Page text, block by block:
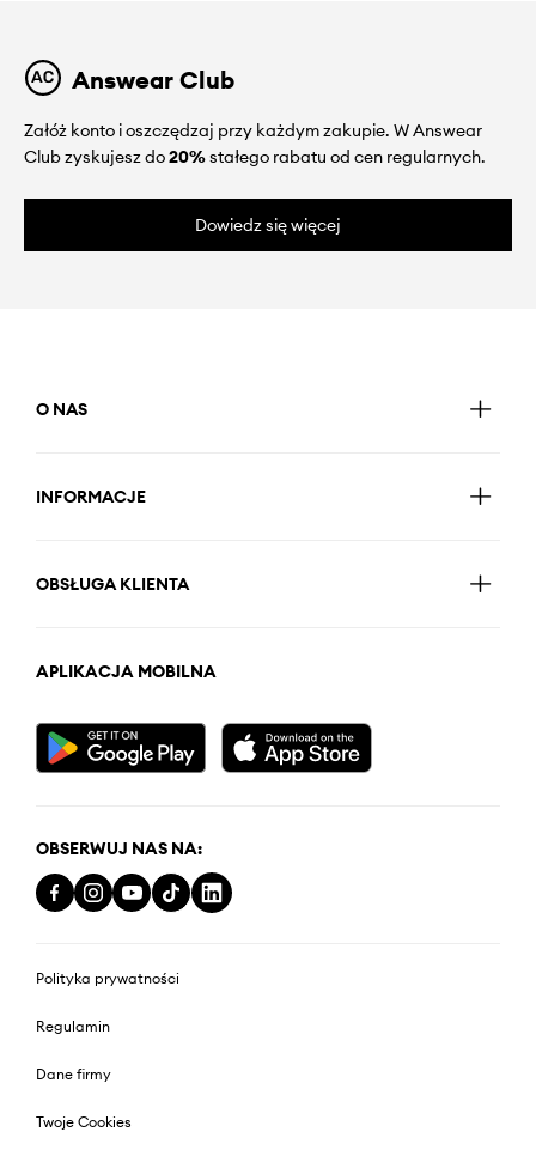
Answear Club
Załóż konto i oszczędzaj przy każdym zakupie. W Answear
Club zyskujesz do20%stałego rabatu od cen regularnych.
Dowiedz się więcej
O NAS
INFORMACJE
OBSŁUGA KLIENTA
APLIKACJA MOBILNA
OBSERWUJ NAS NA:
Polityka prywatności
Regulamin
Dane firmy
Twoje Cookies